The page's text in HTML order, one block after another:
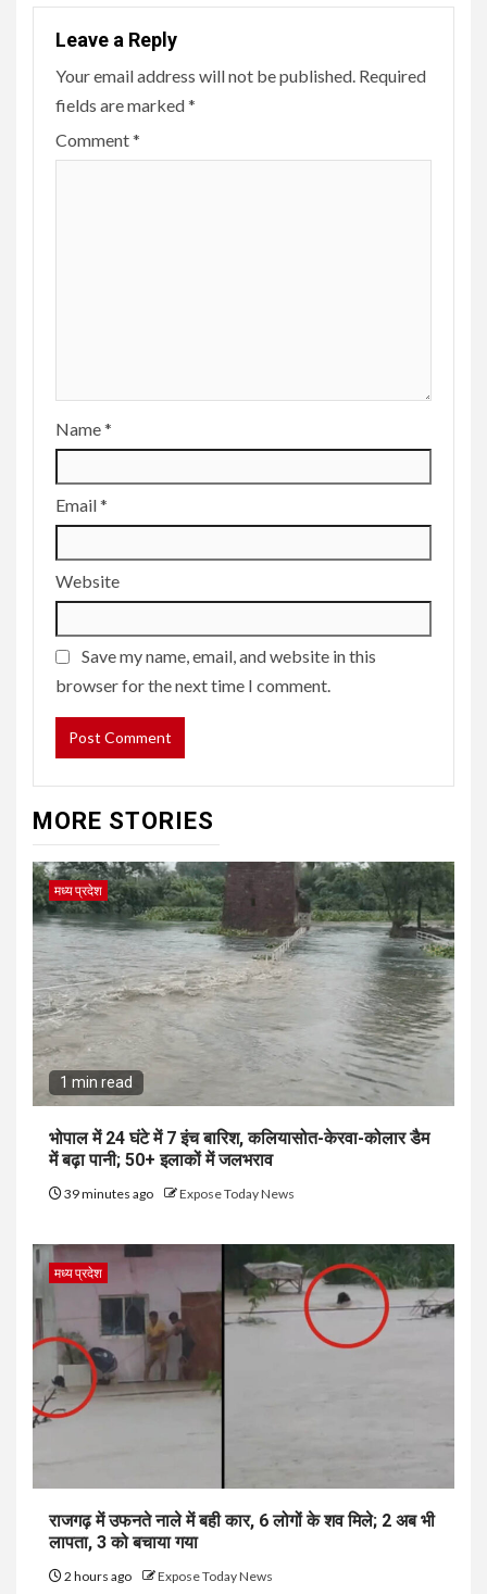
Leave a Reply
Your email address will not be published. Required
fields are marked*
Comment*
Name*
Email*
Website
Save my name, email, and website in this
browser for the next time I comment.
MORE STORIES
मध्य प्रदेश
1 min read
भोपाल में 24 घंटे में 7 इंच बारिश, कलियासोत-केरवा-कोलार डैम
में बढ़ा पानी; 50+ इलाकों में जलभराव
39 minutes ago Expose Today News
मध्य प्रदेश
राजगढ़ में उफनते नाले में बही कार, 6 लोगों के शव मिले; 2 अब भी
लापता, 3 को बचाया गया
2 hours ago Expose Today News